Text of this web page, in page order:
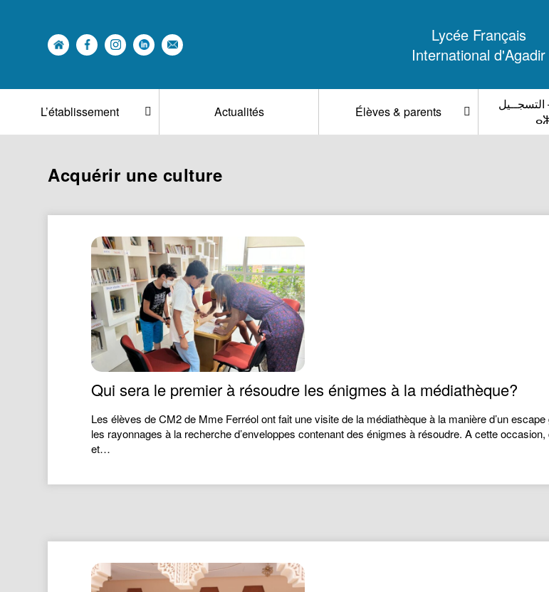
Lycée Français
International d'Agadir
L’établissement Actualités Élèves & parents
التسجــيل – Inscription –
Acquérir une culture
Qui sera le premier à résoudre les énigmes à la médiathèque?
Les élèves de CM2 de Mme Ferréol ont fait une visite de la médiathèque à la manière d’un
les rayonnages à la recherche d’enveloppes contenant des énigmes à résoudre. A cette
et…